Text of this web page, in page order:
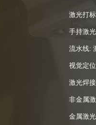
激光打
手持激
流水线:
视觉定
激光焊
非金属
金属激